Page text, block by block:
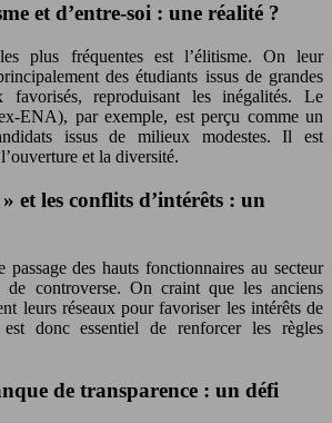
et d’entre-soi : une réalité ?
plus fréquentes est l’élitisme. On leur
des étudiants issus de grandes
reproduisant les inégalités. Le
ENA), par exemple, est perçu comme un
issus de milieux modestes. Il est
et la diversité.
et les conflits d’intérêts : un
des hauts fonctionnaires au secteur
de controverse. On craint que les anciens
leurs réseaux pour favoriser les intérêts de
donc essentiel de renforcer les règles
de transparence : un défi